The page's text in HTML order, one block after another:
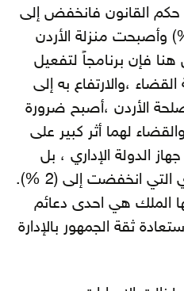
دليل حكم القانون فانخفض إلى
%) بعد أن كان (50 %) وأصبحت منزلة الأردن
ومن هنا فإن برنامجاً لتفعيل
،والارتفاع به إلى
الأردن ،أصبح ضرورة
لهما أثر كبير على
الدولة الإداري ، بل
ومعدلات النمو الاقتصادي التي انخفضت إلى (2 %).
الملك هي احدى دعائم
ثقة الجمهور بالإدارة